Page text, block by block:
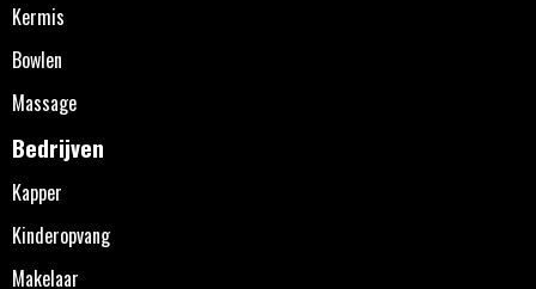
Kermis
Bowlen
Massage
Bedrijven
Kapper
Kinderopvang
Makelaar